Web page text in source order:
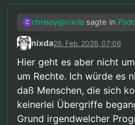
C chrissy@nixda sagte in
erzwungener
auch
sich jemals
kommen
Alles wasnötig ist.
der Schutz der
und ja, auch euere
jede Maßnahme der
Lebenslange
nixda26. Feb. 2026, 07:06
Hier geht es aber nicht
um Rechte. Ich würde es
daß Menschen, die sich
keinerlei Übergriffe
Grund irgendwelcher